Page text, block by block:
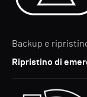
Backup e
Ripristino di